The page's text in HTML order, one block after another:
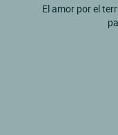
El amor por el